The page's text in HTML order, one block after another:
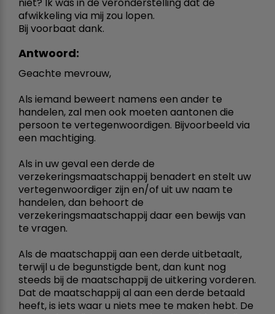
afwikkeling via mij zou lopen.
Bij voorbaat dank.
Antwoord:
Geachte mevrouw,
Als iemand beweert namens een ander te
handelen, zal men ook moeten aantonen die
persoon te vertegenwoordigen. Bijvoorbeeld via
een machtiging.
Als in uw geval een derde de
verzekeringsmaatschappij benadert en stelt uw
vertegenwoordiger zijn en/of uit uw naam te
handelen, dan behoort de
verzekeringsmaatschappij daar een bewijs van
te vragen.
Als de maatschappij aan een derde uitbetaalt,
terwijl u de begunstigde bent, dan kunt nog
steeds bij de maatschappij de uitkering vorderen.
Dat de maatschappij al aan een derde betaald
heeft, is iets waar u niets mee te maken hebt. De